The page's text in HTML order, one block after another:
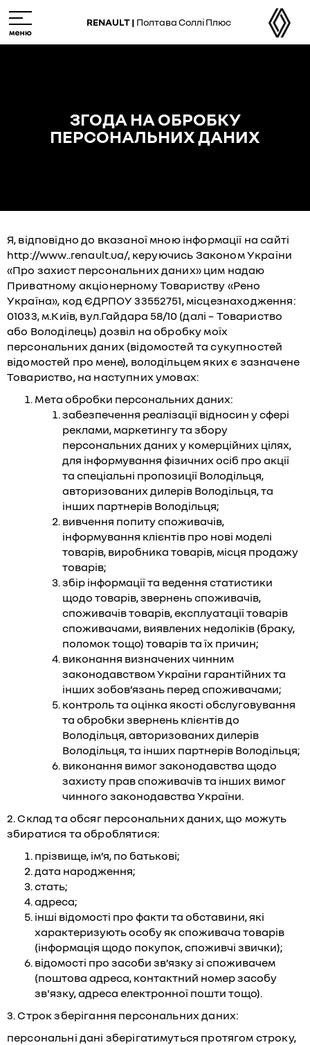
to
main
RENAULT | Полтава Соллі Плюс
ЗГОДА НА ОБРОБКУ
ПЕРСОНАЛЬНИХ ДАНИХ
Я, відповідно до вказаної мною інформації на сайті
http://www..renault.ua/, керуючись Законом України
«Про захист персональних даних» цим надаю
Приватному акціонерному Товариству «Рено
Україна», код ЄДРПОУ 33552751, місцезнаходження:
01033, м.Київ, вул.Гайдара 58/10 (далі – Товариство
або Володілець) дозвіл на обробку моїх
персональних даних (відомостей та сукупностей
відомостей про мене), володільцем яких є зазначене
Товариство, на наступних умовах:
Мета обробки персональних даних:
забезпечення реалізації відносин у сфері
реклами, маркетингу та збору
персональних даних у комерційних цілях,
для інформування фізичних осіб про акції
та спеціальні пропозиції Володільця,
авторизованих дилерів Володільця, та
інших партнерів Володільця;
вивчення попиту споживачів,
інформування клієнтів про нові моделі
товарів, виробника товарів, місця продажу
товарів;
збір інформації та ведення статистики
щодо товарів, звернень споживачів,
споживачів товарів, експлуатації товарів
споживачами, виявлених недоліків (браку,
поломок тощо) товарів та їх причин;
виконання визначених чинним
законодавством України гарантійних та
інших зобов’язань перед споживачами;
контроль та оцінка якості обслуговування
та обробки звернень клієнтів до
Володільця, авторизованих дилерів
Володільця, та інших партнерів Володільця;
виконання вимог законодавства щодо
захисту прав споживачів та інших вимог
чинного законодавства України.
2. Склад та обсяг персональних даних, що можуть
збиратися та оброблятися:
прізвище, ім’я, по батькові;
дата народження;
стать;
адреса;
інші відомості про факти та обставини, які
характеризують особу як споживача товарів
(інформація щодо покупок, споживчі звички);
відомості про засоби зв’язку зі споживачем
(поштова адреса, контактний номер засобу
зв'язку, адреса електронної пошти тощо).
3. Строк зберігання персональних даних:
персональні дані зберігатимуться протягом строку,